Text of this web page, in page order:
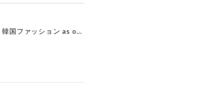
[as”on] BONITA MINI BAG / BLACK 正規品 韓国ブランド 韓国通販 韓国代行 韓国ファッション as on ason エズオン アズオン